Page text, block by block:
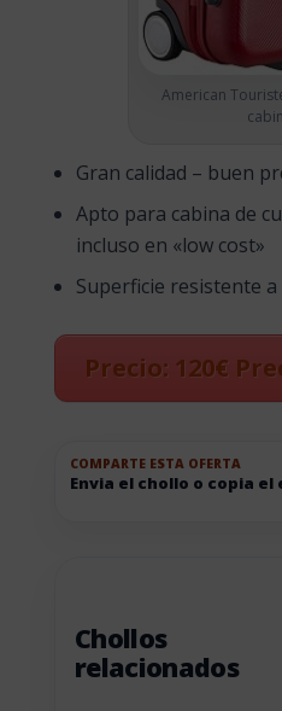
American
Gran calidad – buen
Apto para cabina de
incluso en «low cost»
Superficie resistente
Precio: 120€
COMPARTE ESTA OFERTA
Envia el chollo o copia el
Chollos
relacionados